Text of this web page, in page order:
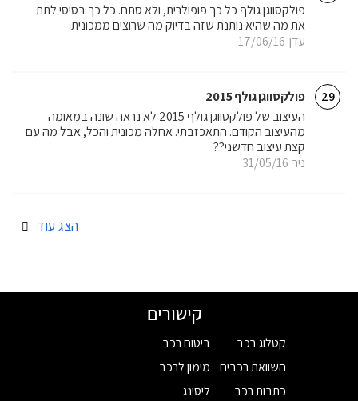
עדן 17/06/16
פולקסווגן גולף כל כך פופולרית, ולא סתם. כל כך בסיסי לתת
את מה שהיא נותנת שזה בדיוק מה שרוצים ממכונית.
29 פולקסווגן גולף 2015
ניר 31/05/16
העיצוב של פולקסווגן גולף 2015 לא נראה שונה במאומה
מהעיצוב הקודם. התאכזבתי. אחלה מכונית והכל, אבל מה עם
קצת עיצוב חדשני??
הצג עוד
קישורים
קטלוג רכב
השוואת רכבים
כתבות רכב
ביטוח רכב
מימון לרכב
ליסינג